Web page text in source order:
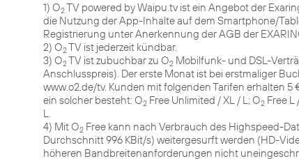
1) O2TV powered by Waipu.tv ist ein Angebot der
die Nutzung der App-Inhalte auf dem Smartphone/
Registrierung unter Anerkennung der AGB der
2) O2TV ist jederzeit kündbar.
3) O2TV ist zubuchbar zu O2 Mobilfunk- und DSL-
Anschlusspreis). Der erste Monat ist bei erstmaliger
www.o2.de/tv. Kunden mit folgenden Tarifen erhalten
ein solcher besteht: O2 Free Unlimited / XL / L; O2 Free L
L.
4) Mit O2 Free kann nach Verbrauch des Highspeed-
Durchschnitt 996 KBit/s) weitergesurft werden (HD-
höheren Bandbreitenanforderungen nicht